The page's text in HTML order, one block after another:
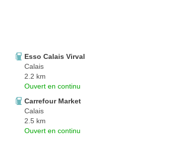
Esso Calais Virval
Calais
2.2 km
Ouvert en continu
Carrefour Market
Calais
2.5 km
Ouvert en continu